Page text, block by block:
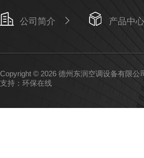
公司简介 产品中心
Copyright © 2026 德州东润空调设备有限
支持： 环保在线